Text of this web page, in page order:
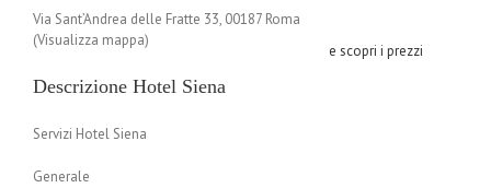
e scopri i prezzi
Via Sant’Andrea delle Fratte 33, 00187 Roma
(Visualizza mappa)
Descrizione Hotel Siena
Servizi Hotel Siena
Generale